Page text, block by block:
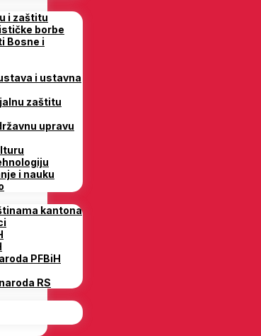
i zaštitu
borbe
Bosne i
i ustavna
zaštitu
upravu
i nauku
kantona
PFBiH
RS